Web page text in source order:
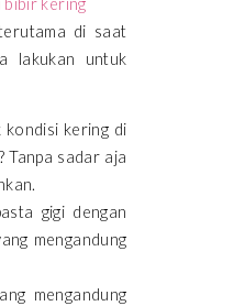
di saat
lakukan untuk
kondisi kering di
Tanpa sadar aja
gigi dengan
mengandung
mengandung